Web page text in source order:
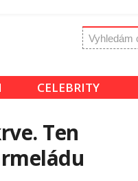
CELEBRITY
Ten